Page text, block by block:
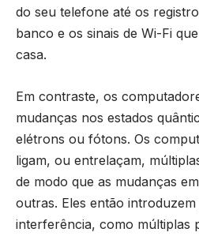
do seu telefone até os
banco e os sinais de Wi-Fi
casa.
Em contraste, os
mudanças nos estados
elétrons ou fótons. Os
ligam, ou entrelaçam,
de modo que as mudanças
outras. Eles então
interferência, como múltiplas